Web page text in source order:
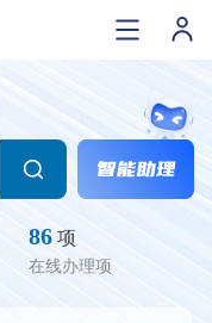
86 项
在线办理项